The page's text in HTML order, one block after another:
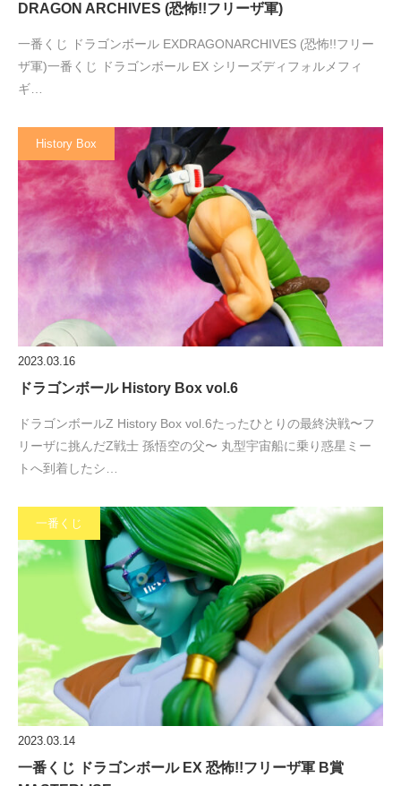
DRAGON ARCHIVES (恐怖!!フリーザ軍)
一番くじ ドラゴンボール EXDRAGONARCHIVES (恐怖!!フリー
ザ軍)一番くじ ドラゴンボール EX シリーズディフォルメフィ
ギ…
History Box
2023.03.16
ドラゴンボール History Box vol.6
ドラゴンボールZ History Box vol.6たったひとりの最終決戦〜フ
リーザに挑んだZ戦士 孫悟空の父〜 丸型宇宙船に乗り惑星ミー
トへ到着したシ…
一番くじ
2023.03.14
一番くじ ドラゴンボール EX 恐怖!!フリーザ軍 B賞